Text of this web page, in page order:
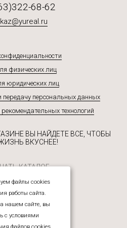
68-62
физических лиц
юридических лиц
передачу персональных данных
технологий
ВЫ НАЙДЕТЕ ВСЕ, ЧТОБЫ
ВКУСНЕЕ!
КАТАЛОГ
файлы cookies
работы сайта.
нашем сайте, вы
с условиями